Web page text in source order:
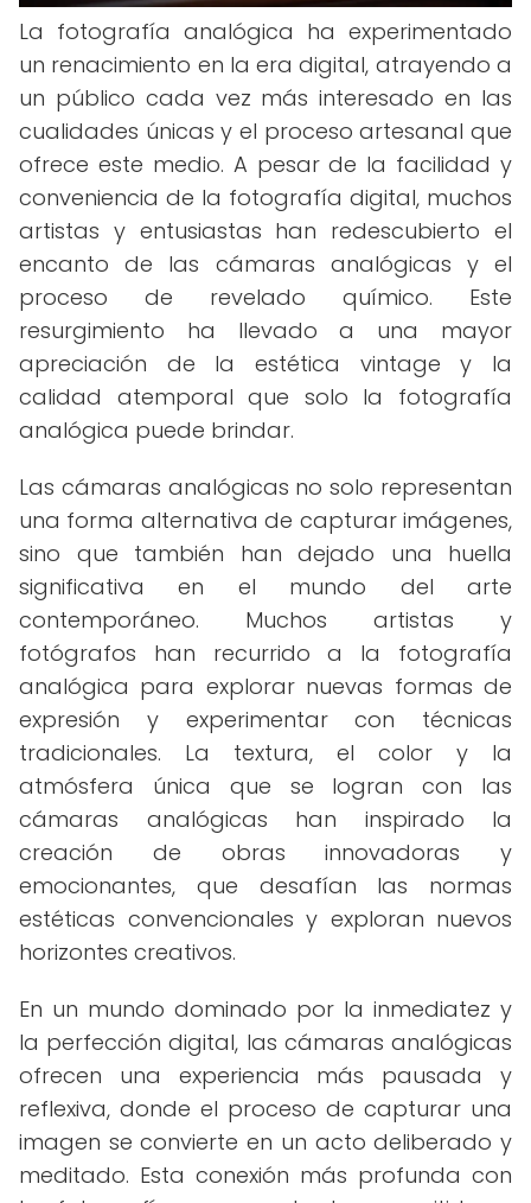
La fotografía analógica ha experimentado
un renacimiento en la era digital, atrayendo a
un público cada vez más interesado en las
cualidades únicas y el proceso artesanal que
ofrece este medio. A pesar de la facilidad y
conveniencia de la fotografía digital, muchos
artistas y entusiastas han redescubierto el
encanto de las cámaras analógicas y el
proceso de revelado químico. Este
resurgimiento ha llevado a una mayor
apreciación de la estética vintage y la
calidad atemporal que solo la fotografía
analógica puede brindar.
Las cámaras analógicas no solo representan
una forma alternativa de capturar imágenes,
sino que también han dejado una huella
significativa en el mundo del arte
contemporáneo. Muchos artistas y
fotógrafos han recurrido a la fotografía
analógica para explorar nuevas formas de
expresión y experimentar con técnicas
tradicionales. La textura, el color y la
atmósfera única que se logran con las
cámaras analógicas han inspirado la
creación de obras innovadoras y
emocionantes, que desafían las normas
estéticas convencionales y exploran nuevos
horizontes creativos.
En un mundo dominado por la inmediatez y
la perfección digital, las cámaras analógicas
ofrecen una experiencia más pausada y
reflexiva, donde el proceso de capturar una
imagen se convierte en un acto deliberado y
meditado. Esta conexión más profunda con